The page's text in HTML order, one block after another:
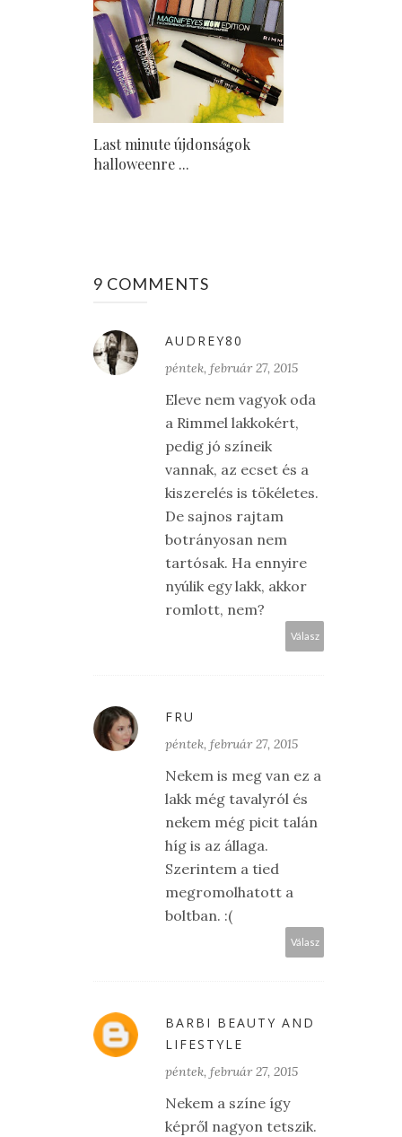
Last minute újdonságok
halloweenre ...
9 COMMENTS
AUDREY80
péntek, február 27, 2015
Eleve nem vagyok oda
a Rimmel lakkokért,
pedig jó színeik
vannak, az ecset és a
kiszerelés is tökéletes.
De sajnos rajtam
botrányosan nem
tartósak. Ha ennyire
nyúlik egy lakk, akkor
romlott, nem?
Válasz
FRU
péntek, február 27, 2015
Nekem is meg van ez a
lakk még tavalyról és
nekem még picit talán
híg is az állaga.
Szerintem a tied
megromolhatott a
boltban. :(
Válasz
BARBI BEAUTY AND
LIFESTYLE
péntek, február 27, 2015
Nekem a színe így
képről nagyon tetszik.